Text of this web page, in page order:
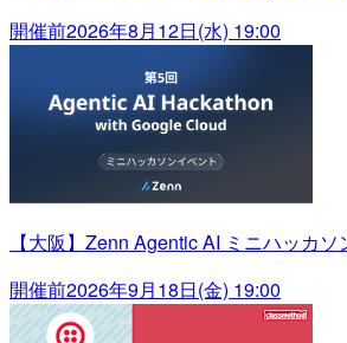
開催前2026年8月12日(水) 19:00
【大阪】Zenn Agentic AI ミニハッカ
開催前2026年9月18日(金) 19:00